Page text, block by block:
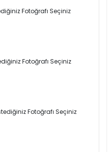
Fotoğrafı Seçiniz
Fotoğrafı Seçiniz
Fotoğrafı Seçiniz